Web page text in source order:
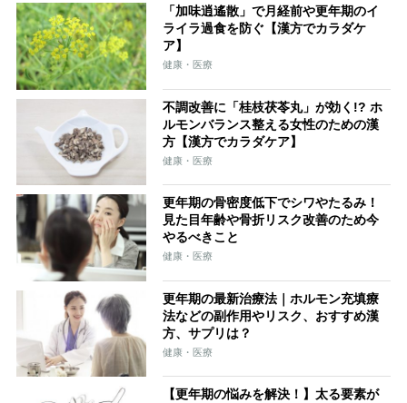
「加味逍遙散」で月経前や更年期のイ
ライラ過食を防ぐ【漢方でカラダケ
ア】
健康・医療
不調改善に「桂枝茯苓丸」が効く!? ホ
ルモンバランス整える女性のための漢
方【漢方でカラダケア】
健康・医療
更年期の骨密度低下でシワやたるみ！
見た目年齢や骨折リスク改善のため今
やるべきこと
健康・医療
更年期の最新治療法｜ホルモン充填療
法などの副作用やリスク、おすすめ漢
方、サプリは？
健康・医療
【更年期の悩みを解決！】太る要素が